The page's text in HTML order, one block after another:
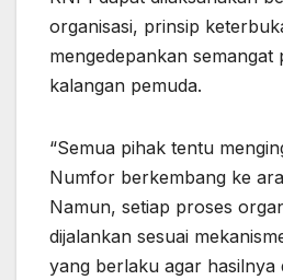
organisasi, prinsip
mengedepankan semangat
kalangan pemuda.
“Semua pihak tentu
Numfor berkembang ke
Namun, setiap proses
dijalankan sesuai
yang berlaku agar hasilnya